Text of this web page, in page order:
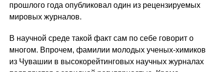
прошлого года опубликовал один из рецензируемых
мировых журналов.
В научной среде такой факт сам по себе говорит о
многом. Впрочем, фамилии молодых ученых-химиков
из Чувашии в высокорейтинговых научных журналах